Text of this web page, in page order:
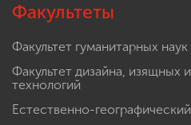
Факультеты
Факультет гуманитарных наук
Факультет дизайна, изящных
технологий
Естественно-